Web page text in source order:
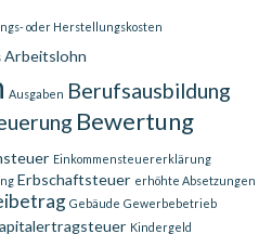
oder Herstellungskosten
Arbeitslohn
Ausgaben Berufsausbildung
Bewertung
Einkommensteuererklärung
Erbschaftsteuer erhöhte Absetzungen
Gebäude Gewerbebetrieb
Kindergeld